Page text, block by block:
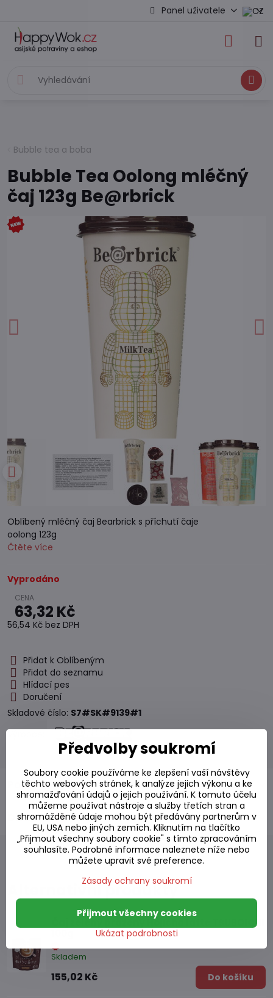
Panel uživatele
Hledat
Bubble tea a boba
Bubble Tea Oolong mléčný
čaj 123g Be@rbrick
Oblíbený mléčný čaj Bearbrick s příchutí čaje
oolong 123g
Čtěte více
Vyprodáno
63,32 Kč
56,54 Kč bez DPH
Přidat k Oblíbeným
Přidat do seznamu
Hlídací pes
Doručení
Skladové číslo: S7#SK#9139#1
Výrobce:
Popis
Diskuse 0
Alternativní produkty
Čaj zelený pražený Hojicha latte TSUBOICHI
Skladem
155,02 Kč Do košíku
Předvolby soukromí
Soubory cookie používáme ke zlepšení vaší návštěvy
těchto webových stránek, k analýze jejich výkonu a ke
shromažďování údajů o jejich používání. K tomuto účelu
můžeme používat nástroje a služby třetích stran a
shromážděné údaje mohou být předávány partnerům v
EU, USA nebo jiných zemích. Kliknutím na tlačítko
„Přijmout všechny soubory cookie" s tímto zpracováním
souhlasíte. Podrobné informace naleznete níže nebo
můžete upravit své preference.
Zásady ochrany soukromí
Ukázat podrobnosti
Přijmout všechny cookies